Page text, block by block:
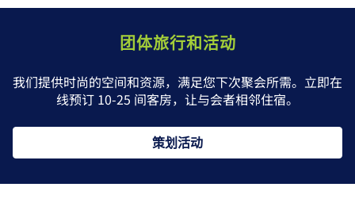
团体旅行和活动
我们提供时尚的空间和资源，满足您下次聚会所需。立即在
线预订 10-25 间客房，让与会者相邻住宿。
策划活动